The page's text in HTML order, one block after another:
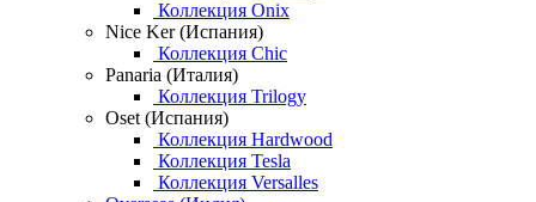
Коллекция Onix
Nice Ker (Испания)
Коллекция Chic
Panaria (Италия)
Коллекция Trilogy
Oset (Испания)
Коллекция Hardwood
Коллекция Tesla
Коллекция Versalles